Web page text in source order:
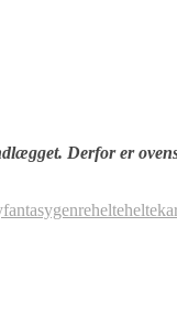
Derfor er
fantasygenrehelte